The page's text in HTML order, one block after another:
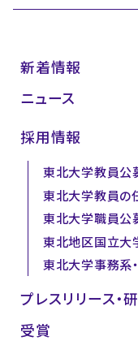
新着情報
ニュース
採用情報
東北大学教員公
東北大学教員の
東北大学職員公
東北地区国立大
東北大学事務系
プレスリリース・
受賞